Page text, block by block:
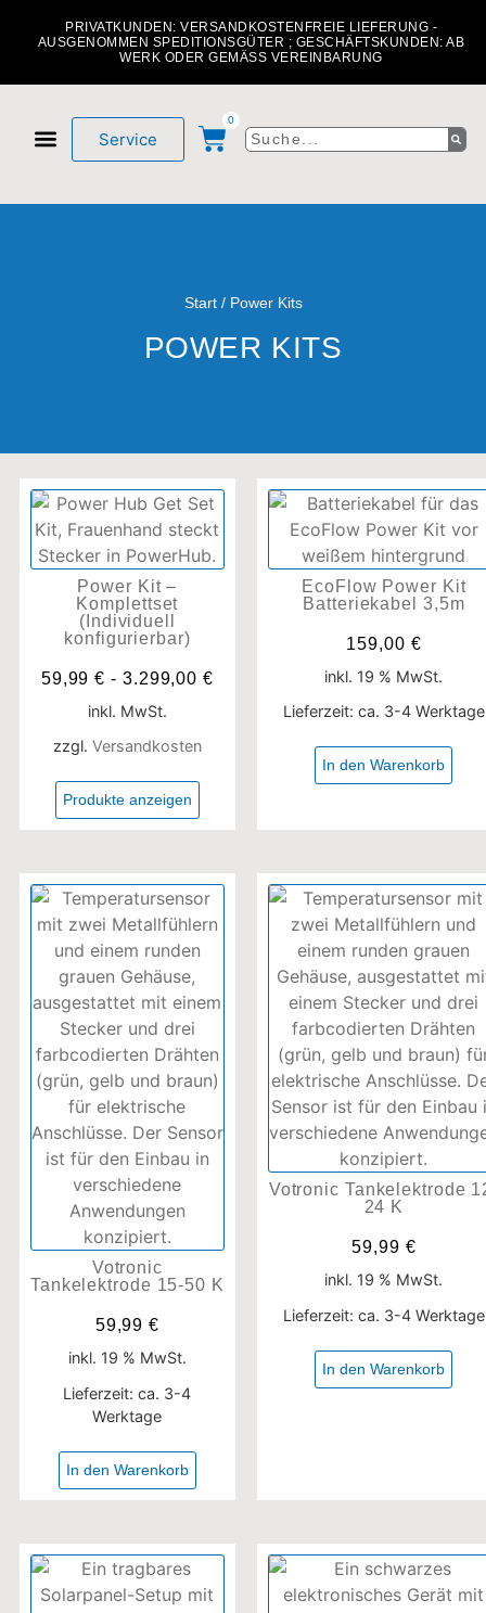
PRIVATKUNDEN: VERSANDKOSTENFREIE LIEFERUNG -
AUSGENOMMEN SPEDITIONSGÜTER ; GESCHÄFTSKUNDEN: AB
WERK ODER GEMÄSS VEREINBARUNG
Service
0
Start/ Power Kits
POWER KITS
Power Kit –
Komplettset
(Individuell
konfigurierbar)
59,99€ - 3.299,00€
inkl. MwSt.
zzgl. Versandkosten
Produkte anzeigen
EcoFlow Power Kit
Batteriekabel 3,5m
159,00 €
inkl. 19 % MwSt.
Lieferzeit: ca. 3-4 Werktage
In den Warenkorb
Votronic
Tankelektrode 15-50 K
59,99€
inkl. 19 % MwSt.
Lieferzeit:ca. 3-4
Werktage
In den Warenkorb
Votronic Tankelektrode
24 K
59,99 €
inkl. 19 % MwSt.
Lieferzeit: ca. 3-4 Werktage
In den Warenkorb